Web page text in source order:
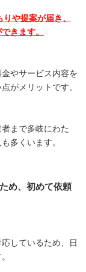
や提案が届き、
きます。
やサービス内容を
がメリットです。
まで多岐にわた
多くいます。
め、初めて依頼
しているため、日